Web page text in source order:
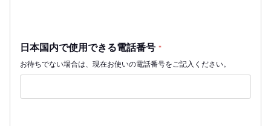
日本国内で使用できる電話番号 *
お待ちでない場合は、現在お使いの電話番号をご記入ください。